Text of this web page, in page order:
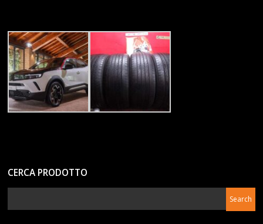
CERCA PRODOTTO